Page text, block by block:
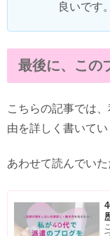
良いです。
最後に、この
こちらの記事では
由を詳しく書いてい
あわせて読んでい